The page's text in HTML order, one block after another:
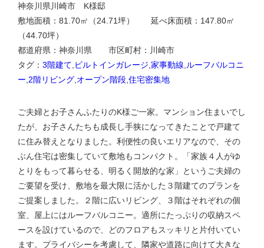
神奈川県川崎市 K様邸
敷地面積：81.70㎡（24.71坪） 延べ床面積：147.80㎡
（44.70坪）
都道府県：神奈川県 市区町村：川崎市
タグ： 3階建て ビルトインガレージ 家事動線 ルーフバルコニ
ー 2階リビング オープン階段 住宅密集地
ご夫婦とお子さんふたりのK様ご一家。マンション住まいでし
たが、お子さんたちも成長し手狭になってきたことで戸建て
に住み替えとなりました。利便性の良いエリアなので、その
ぶん住宅は密集していて敷地もコンパクト。「家族４人がゆ
とりをもって暮らせる、明るく開放的な家」というご夫婦の
ご要望を受け、敷地を最大限に活かした３階建てのプランを
ご提案しました。２階に広いリビング、３階はそれぞれの個
室、屋上にはルーフバルコニー。適所にたっぷりの収納スペ
ースを設けているので、どのフロアもスッキリと片付いてい
ます。プライバシーを考慮して、隣家や道路に向けて大きな